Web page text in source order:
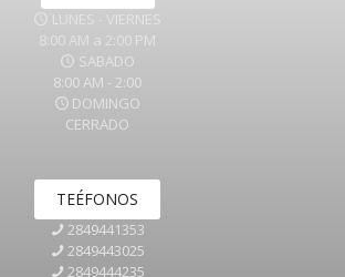
LUNES - VIERNES
8:00 AM a 2:00 PM
SABADO
8:00 AM - 2:00
DOMINGO
CERRADO
TEÉFONOS
2849441353
2849443025
2849444235